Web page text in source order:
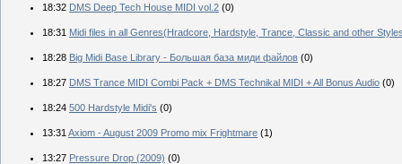
18:32 DMS Deep Tech House MIDI vol.2 (0)
18:31 Midi files in all Genres(Hradcore, Hardstyle, Trance, Classic and other
18:28 Big Midi Base Library - Большая база миди файлов (0)
18:27 DMS Trance MIDI Combi Pack + DMS Technikal MIDI + All Bonus Audio (0)
18:24 500 Hardstyle Midi's (0)
13:31 Axiom - August 2009 Promo mix Frightmare (1)
13:27 Pressure Drop (2009) (0)